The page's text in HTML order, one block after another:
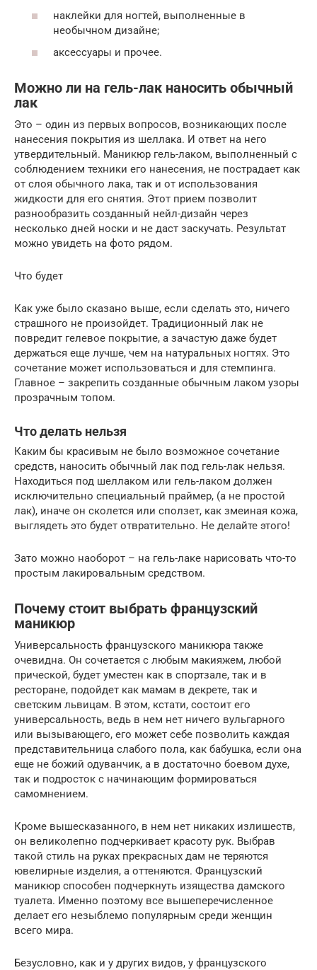
наклейки для ногтей, выполненные в
необычном дизайне;
аксессуары и прочее.
Можно ли на гель-лак наносить обычный
лак
Это – один из первых вопросов, возникающих после
нанесения покрытия из шеллака. И ответ на него
утвердительный. Маникюр гель-лаком, выполненный с
соблюдением техники его нанесения, не пострадает как
от слоя обычного лака, так и от использования
жидкости для его снятия. Этот прием позволит
разнообразить созданный нейл-дизайн через
несколько дней носки и не даст заскучать. Результат
можно увидеть на фото рядом.
Что будет
Как уже было сказано выше, если сделать это, ничего
страшного не произойдет. Традиционный лак не
повредит гелевое покрытие, а зачастую даже будет
держаться еще лучше, чем на натуральных ногтях. Это
сочетание может использоваться и для стемпинга.
Главное – закрепить созданные обычным лаком узоры
прозрачным топом.
Что делать нельзя
Каким бы красивым не было возможное сочетание
средств, наносить обычный лак под гель-лак нельзя.
Находиться под шеллаком или гель-лаком должен
исключительно специальный праймер, (а не простой
лак), иначе он сколется или сползет, как змеиная кожа,
выглядеть это будет отвратительно. Не делайте этого!
Зато можно наоборот – на гель-лаке нарисовать что-то
простым лакировальным средством.
Почему стоит выбрать французский
маникюр
Универсальность французского маникюра также
очевидна. Он сочетается с любым макияжем, любой
прической, будет уместен как в спортзале, так и в
ресторане, подойдет как мамам в декрете, так и
светским львицам. В этом, кстати, состоит его
универсальность, ведь в нем нет ничего вульгарного
или вызывающего, его может себе позволить каждая
представительница слабого пола, как бабушка, если она
еще не божий одуванчик, а в достаточно боевом духе,
так и подросток с начинающим формироваться
самомнением.
Кроме вышесказанного, в нем нет никаких излишеств,
он великолепно подчеркивает красоту рук. Выбрав
такой стиль на руках прекрасных дам не теряются
ювелирные изделия, а оттеняются. Французский
маникюр способен подчеркнуть изящества дамского
туалета. Именно поэтому все вышеперечисленное
делает его незыблемо популярным среди женщин
всего мира.
Безусловно, как и у других видов, у французского